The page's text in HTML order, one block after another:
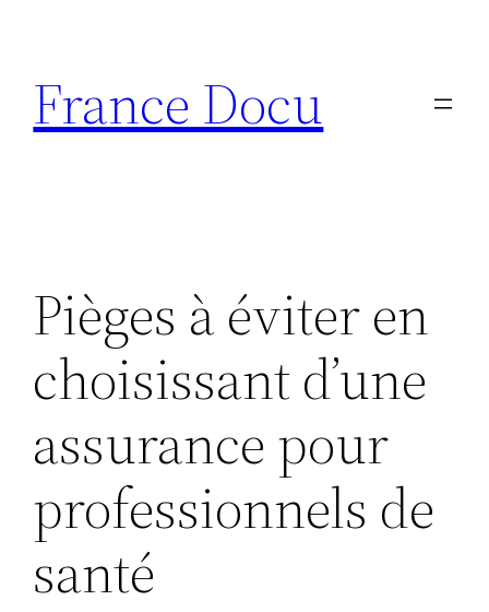
contenu
France Docu
Pièges à éviter en
choisissant d’une
assurance pour
professionnels de
santé